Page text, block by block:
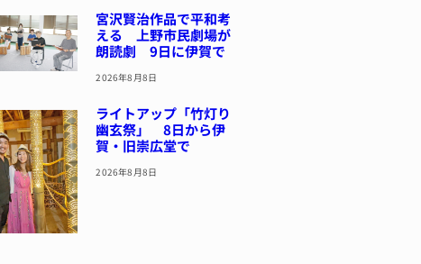
宮沢賢治作品で平和考
える 上野市民劇場が
朗読劇 9日に伊賀で
2026年8月8日
ライトアップ「竹灯り
幽玄祭」 8日から伊
賀・旧崇広堂で
2026年8月8日